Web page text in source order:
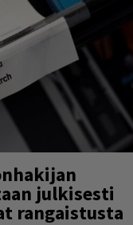
julkisesti
rangaistusta